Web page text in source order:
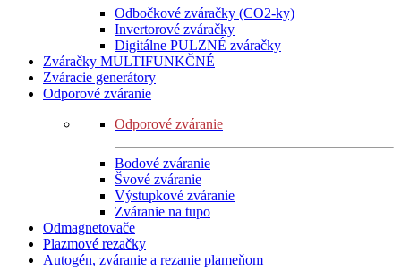
Odbočkové zváračky (CO2-ky)
Invertorové zváračky
Digitálne PULZNÉ zváračky
Zváračky MULTIFUNKČNÉ
Zváracie generátory
Odporové zváranie
Odporové zváranie
Bodové zváranie
Švové zváranie
Výstupkové zváranie
Zváranie na tupo
Odmagnetovače
Plazmové rezačky
Autogén, zváranie a rezanie plameňom